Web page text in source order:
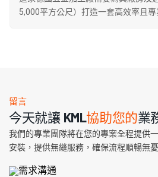
5,000平方公尺）打造一套高效率且
留言
今天就讓 KML協助您的業
我們的專業團隊將在您的專案全程提供
安裝，提供無縫服務，確保流程順暢無
需求溝通